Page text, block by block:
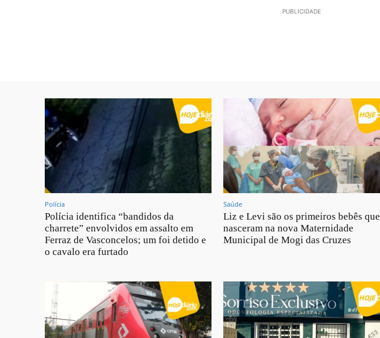
PUBLICIDADE
Polícia
Polícia identifica “bandidos da
charrete” envolvidos em assalto em
Ferraz de Vasconcelos; um foi detido e
o cavalo era furtado
Saúde
Liz e Levi são os primeiros bebês que
nasceram na nova Maternidade
Municipal de Mogi das Cruzes